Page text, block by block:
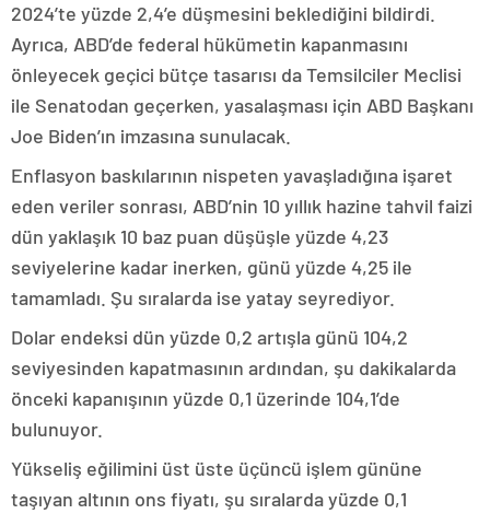
2024’te yüzde 2,4’e düşmesini beklediğini bildirdi.
Ayrıca, ABD’de federal hükümetin kapanmasını
önleyecek geçici bütçe tasarısı da Temsilciler Meclisi
ile Senatodan geçerken, yasalaşması için ABD Başkanı
Joe Biden’ın imzasına sunulacak.
Enflasyon baskılarının nispeten yavaşladığına işaret
eden veriler sonrası, ABD’nin 10 yıllık hazine tahvil faizi
dün yaklaşık 10 baz puan düşüşle yüzde 4,23
seviyelerine kadar inerken, günü yüzde 4,25 ile
tamamladı. Şu sıralarda ise yatay seyrediyor.
Dolar endeksi dün yüzde 0,2 artışla günü 104,2
seviyesinden kapatmasının ardından, şu dakikalarda
önceki kapanışının yüzde 0,1 üzerinde 104,1’de
bulunuyor.
Yükseliş eğilimini üst üste üçüncü işlem gününe
taşıyan altının ons fiyatı, şu sıralarda yüzde 0,1